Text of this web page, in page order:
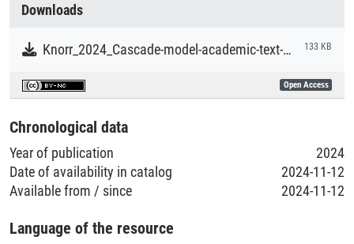
Downloads
Knorr_2024_Cascade-model-academic-text-production.pdf 133 KB
Open Access
Chronological data
Year of publication
2024
Date of availability in catalog
2024-11-12
Available from / since
2024-11-12
Language of the resource
Rightsholder
Knorr, Dagmar
Time Period of the Creation of the Dataset
2016 - 2024